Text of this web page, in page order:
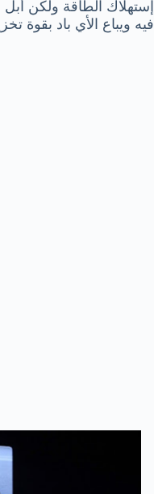
إستهلاك الطاقة ولكن أبل
فيه ويباع الأي باد بقوة تخزينية 16، 32، 64